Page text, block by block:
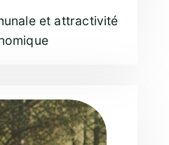
et attractivité